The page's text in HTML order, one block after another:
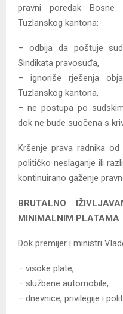
pravni poredak
Tuzlanskog kantona:
– odbija da poštuje
Sindikata pravosuđa,
– ignoriše rješenja
Tuzlanskog kantona,
– ne postupa po
dok ne bude suočena s
Kršenje prava radnika
političko neslaganje ili
kontinuirano gaženje
BRUTALNO
MINIMALNIM PLATAMA
Dok premijer i ministri
– visoke plate,
– službene automobile,
– dnevnice, privilegije i